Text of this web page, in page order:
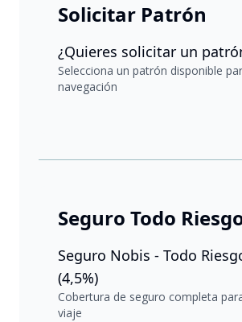
Solicitar Patrón
¿Quieres solicitar un
Selecciona un patrón disponible
navegación
Seguro Todo
Seguro Nobis - Todo
(4,5%)
Cobertura de seguro completa
viaje